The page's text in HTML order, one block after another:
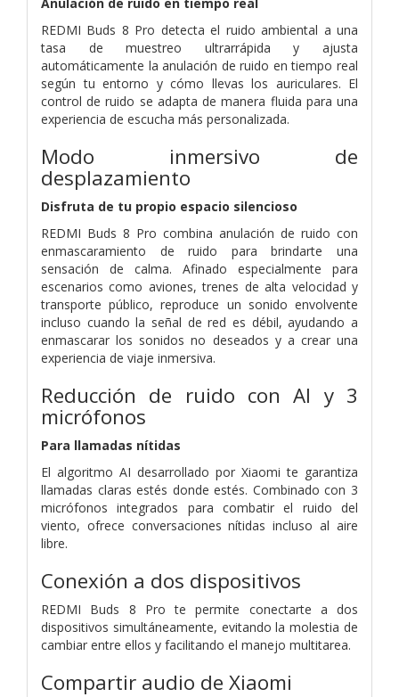
REDMI Buds 8 Pro detecta el ruido ambiental a una
tasa de muestreo ultrarrápida y ajusta
automáticamente la anulación de ruido en tiempo real
según tu entorno y cómo llevas los auriculares. El
control de ruido se adapta de manera fluida para una
experiencia de escucha más personalizada.
Modo inmersivo de
desplazamiento
Disfruta de tu propio espacio silencioso
REDMI Buds 8 Pro combina anulación de ruido con
enmascaramiento de ruido para brindarte una
sensación de calma. Afinado especialmente para
escenarios como aviones, trenes de alta velocidad y
transporte público, reproduce un sonido envolvente
incluso cuando la señal de red es débil, ayudando a
enmascarar los sonidos no deseados y a crear una
experiencia de viaje inmersiva.
Reducción de ruido con AI y 3
micrófonos
Para llamadas nítidas
El algoritmo AI desarrollado por Xiaomi te garantiza
llamadas claras estés donde estés. Combinado con 3
micrófonos integrados para combatir el ruido del
viento, ofrece conversaciones nítidas incluso al aire
libre.
Conexión a dos dispositivos
REDMI Buds 8 Pro te permite conectarte a dos
dispositivos simultáneamente, evitando la molestia de
cambiar entre ellos y facilitando el manejo multitarea.
Compartir audio de Xiaomi